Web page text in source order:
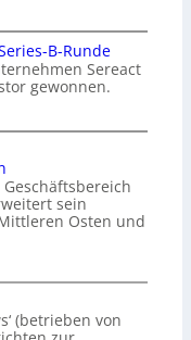
B-Runde
Sereact
gewonnen.
Geschäftsbereich
sein
Osten und
(betrieben von